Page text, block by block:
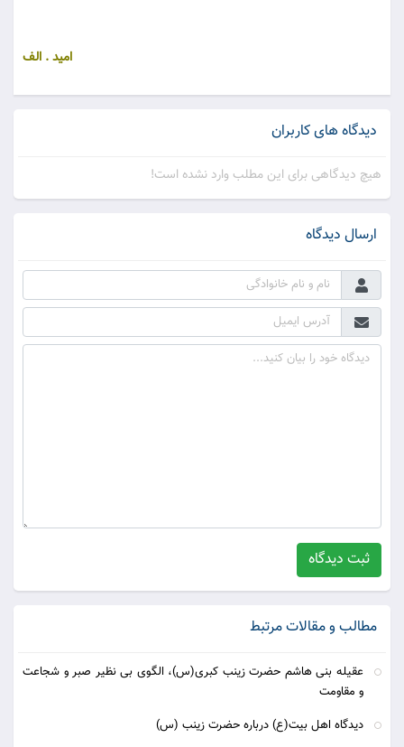
امید . الف
دیدگاه های کاربران
هیچ دیدگاهی برای این مطلب وارد نشده است!
ارسال دیدگاه
ثبت دیدگاه
مطالب و مقالات مرتبط
عقیله بنی هاشم حضرت زینب کبری(س)، الگوی بی نظیر صبر و شجاعت
و مقاومت
دیدگاه اهل بیت(ع) درباره حضرت زینب (س)